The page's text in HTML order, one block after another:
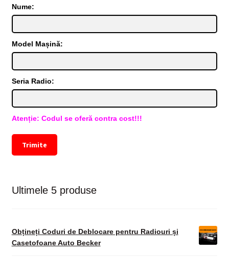
Nume:
Model Mașină:
Seria Radio:
Atenție: Codul se oferă contra cost!!!
Trimite
Ultimele 5 produse
Obțineți Coduri de Deblocare pentru Radiouri și
Casetofoane Auto Becker